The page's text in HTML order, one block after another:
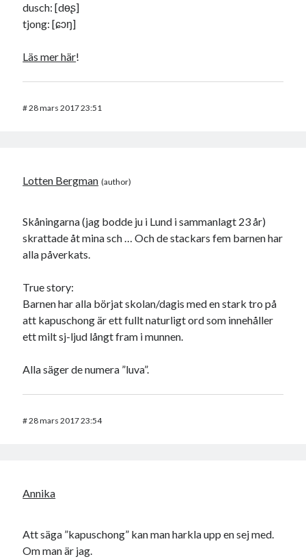
dusch: [dөʂ]
tjong: [ɕɔŋ]
Läs mer här!
#28 mars 2017 23:51
Lotten Bergman
Skåningarna (jag bodde ju i Lund i sammanlagt 23 år)
skrattade åt mina sch … Och de stackars fem barnen har
alla påverkats.
True story:
Barnen har alla börjat skolan/dagis med en stark tro på
att kapuschong är ett fullt naturligt ord som innehåller
ett milt sj-ljud långt fram i munnen.
Alla säger de numera ”luva”.
#28 mars 2017 23:54
Annika
Att säga ”kapuschong” kan man harkla upp en sej med.
Om man är jag.